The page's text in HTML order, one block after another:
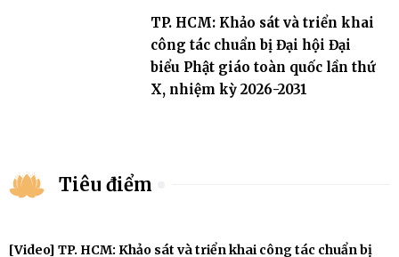
TP. HCM: Khảo sát và triển khai
công tác chuẩn bị Đại hội Đại
biểu Phật giáo toàn quốc lần thứ
X, nhiệm kỳ 2026-2031
Tiêu điểm
[Video] TP. HCM: Khảo sát và triển khai công tác chuẩn bị